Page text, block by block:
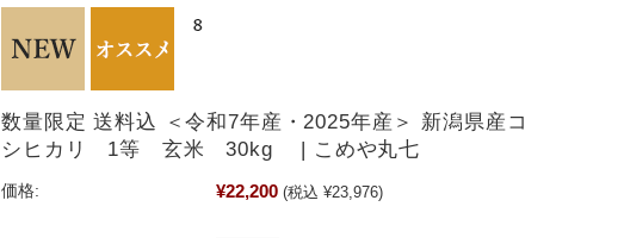
数量限定 送料込 ＜令和7年産・2025年産＞ 新潟県産コ
シヒカリ 1等 玄米 30kg | こめや丸七
価格: ¥22,200 (税込 ¥23,976)